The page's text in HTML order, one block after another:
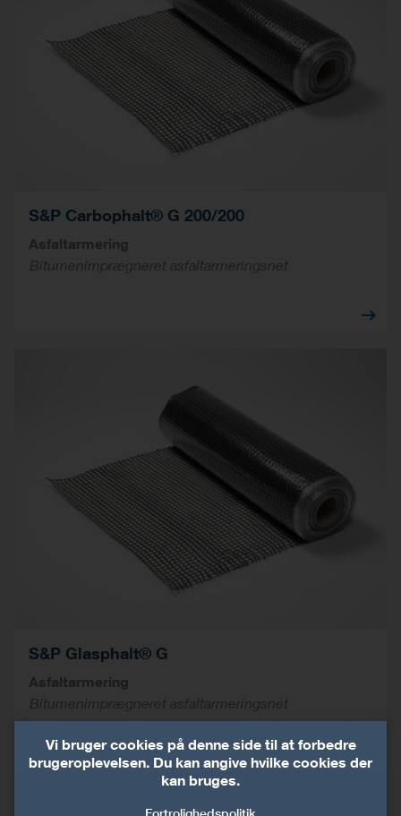
S&P Carbophalt® G 200/200
Asfaltarmering
Bitumenimprægneret asfaltarmeringsnet
S&P Glasphalt® G
Asfaltarmering
Bitumenimprægneret asfaltarmeringsnet
Vi bruger cookies på denne side til at forbedre
brugeroplevelsen. Du kan angive hvilke cookies der
kan bruges.
Fortrolighedspolitik